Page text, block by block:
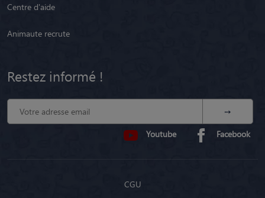
Centre d'aide
Animaute recrute
Restez informé !
Youtube Facebook
CGU